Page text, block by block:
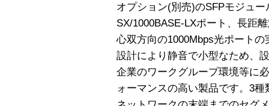
オプション(別売)のSFPモジュ
SX/1000BASE-LXポート、長距
心双方向の1000Mbps光ポート
設計により静音で小型なため、
企業のワークグループ環境等に
ォーマンスの高い製品です。3